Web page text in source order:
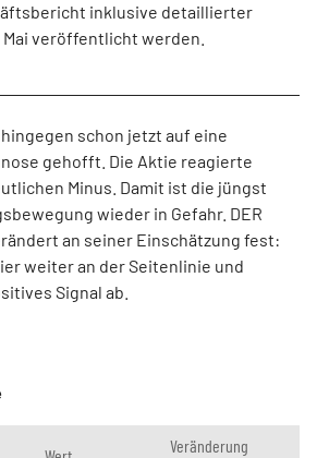
inklusive detaillierter
Mai veröffentlicht werden.
schon jetzt auf eine
gehofft. Die Aktie reagierte
Minus. Damit ist die jüngst
wieder in Gefahr. DER
an seiner Einschätzung fest:
weiter an der Seitenlinie und
Signal ab.
Veränderung